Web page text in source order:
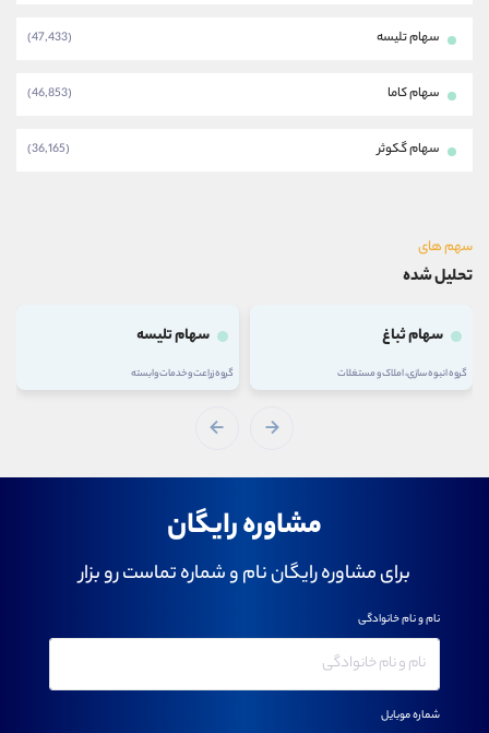
سهام تلیسه (47,433)
سهام کاما (46,853)
سهام گکوثر (36,165)
سهم های
تحلیل شده
سهام ثباغ
گروه انبوه سازی، املاک و مستغلات
سهام تلیسه
گروه زراعت و خدمات وابسته
مشاوره رایگان
برای مشاوره رایگان نام و شماره تماست رو بزار
نام و نام خانوادگی
شماره موبایل